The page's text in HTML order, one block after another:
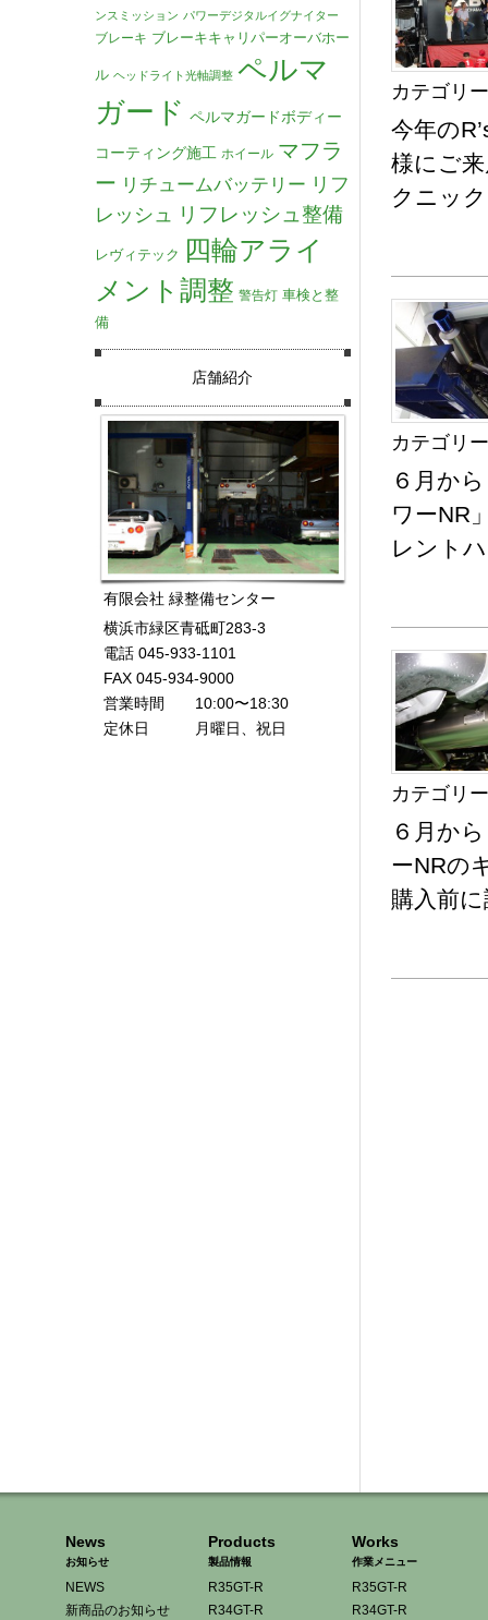
カテゴリ
今年の
様にご
クニッ
カテゴリ
６月か
ワーNR
レント
カテゴリ
６月か
ーNRの
購入前
ンスミッション パワーデジタルイグナイター
ブレーキ ブレーキキャリパーオーバホー
ル ヘッドライト光軸調整 ペルマ
ガード ペルマガードボディー
コーティング施工 ホイール マフラ
ー リチュームバッテリー リフ
レッシュ
リフレッシュ整備
レヴィテック 四輪アライ
メント調整 警告灯 車検と整
備
店舗紹介
有限会社 緑整備センター
横浜市緑区青砥町283-3
電話 045-933-1101
FAX 045-934-9000
営業時間 10:00〜18:30
定休日 月曜日、祝日
News
お知らせ
NEWS
新商品のお知らせ
Products
製品情報
R35GT-R
R34GT-R
Works
作業メニュー
R35GT-R
R34GT-R